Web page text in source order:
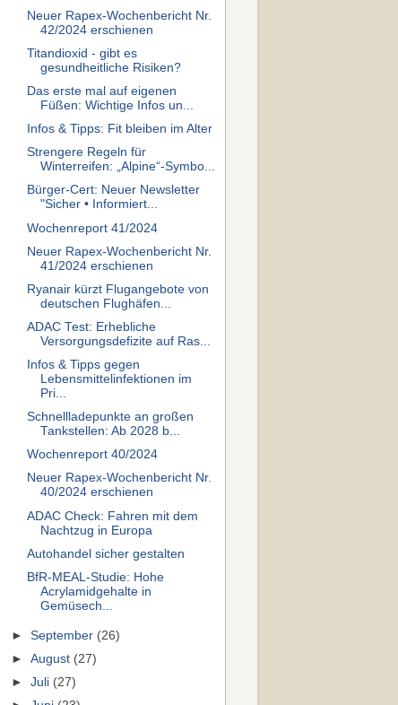
Neuer Rapex-Wochenbericht Nr.
42/2024 erschienen
Titandioxid - gibt es
gesundheitliche Risiken?
Das erste mal auf eigenen
Füßen: Wichtige Infos un...
Infos & Tipps: Fit bleiben im Alter
Strengere Regeln für
Winterreifen: „Alpine“-Symbo...
Bürger-Cert: Neuer Newsletter
"Sicher • Informiert...
Wochenreport 41/2024
Neuer Rapex-Wochenbericht Nr.
41/2024 erschienen
Ryanair kürzt Flugangebote von
deutschen Flughäfen...
ADAC Test: Erhebliche
Versorgungsdefizite auf Ras...
Infos & Tipps gegen
Lebensmittelinfektionen im
Pri...
Schnellladepunkte an großen
Tankstellen: Ab 2028 b...
Wochenreport 40/2024
Neuer Rapex-Wochenbericht Nr.
40/2024 erschienen
ADAC Check: Fahren mit dem
Nachtzug in Europa
Autohandel sicher gestalten
BfR-MEAL-Studie: Hohe
Acrylamidgehalte in
Gemüsech...
►September (26)
►August (27)
►Juli (27)